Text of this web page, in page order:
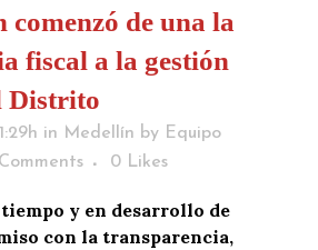
comenzó de una la
fiscal a la gestión
Distrito
in Medellín by Equipo
0 Likes
y en desarrollo de
con la transparencia,